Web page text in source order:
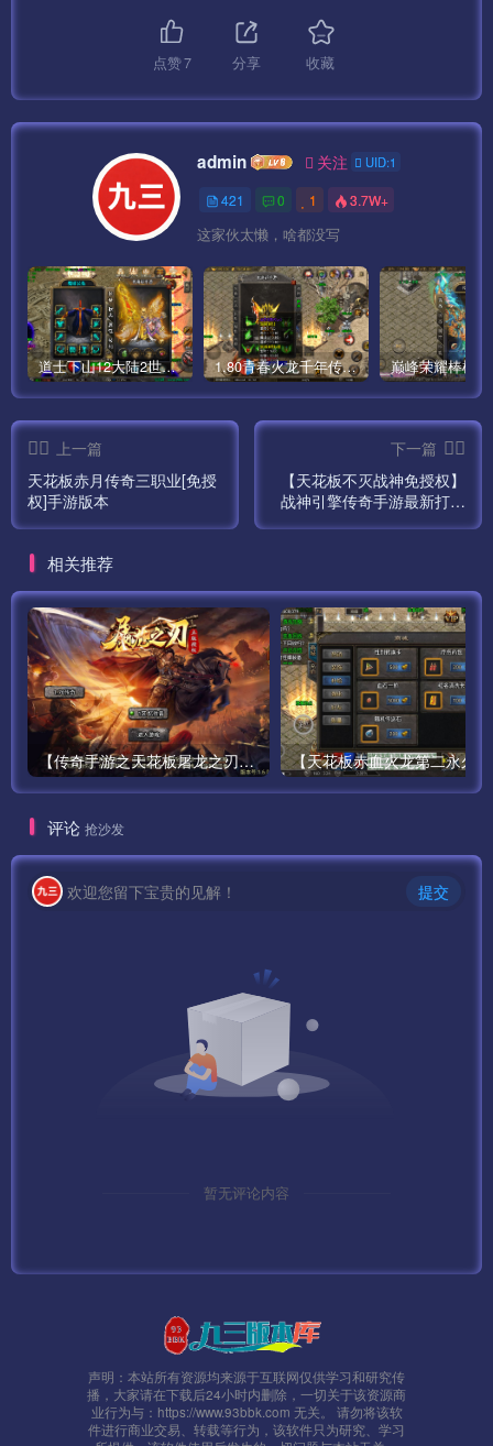
点赞7 分享 收藏
admin 关注 UID:1
421 0 1 3.7W+
这家伙太懒，啥都没写
道士下山12大陆2世界僵尸传奇手游版本[白猪3] 1.80青春火龙千年传奇手游完整版[白猪5]
上一篇
天花板赤月传奇三职业[免授
权]手游版本
下一篇
【天花板不灭战神免授权】
战神引擎传奇手游最新打包
相关推荐
【传奇手游之天花板屠龙之刃第三季免授权版】站长推荐经典三职业特色战神引擎传奇手游最新打包Win服务端源码视频架设教程-新版GM多功能网页授权物品后台-GM直冲网页后台-安卓版本！
评论 抢沙发
欢迎您留下宝贵的见解！ 提交
暂无评论内容
声明：本站所有资源均来源于互联网仅供学习和研究传
播，大家请在下载后24小时内删除，一切关于该资源商
业行为与：https://www.93bbk.com 无关。 请勿将该软
件进行商业交易、转载等行为，该软件只为研究、学习